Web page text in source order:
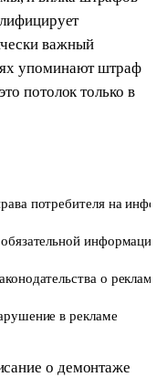
важный
упоминают штраф
потолок только в
потребителя на
информации
о рекламе
в рекламе
о демонтаже